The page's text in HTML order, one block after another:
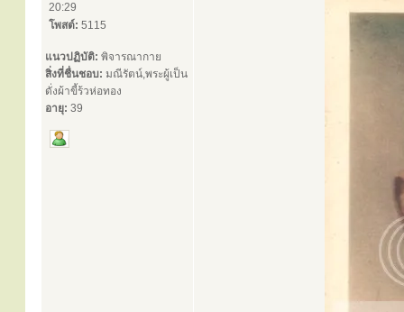
20:29
โพสต์: 5115
แนวปฏิบัติ: พิจารณากาย
สิ่งที่ชื่นชอบ: มณีรัตน์,พระผู้เป็น
ดั่งผ้าขี้ร้วห่อทอง
อายุ: 39